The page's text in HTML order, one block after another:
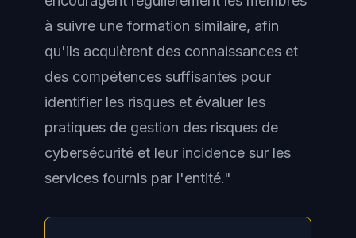
à suivre une formation similaire, afin
qu'ils acquièrent des connaissances et
des compétences suffisantes pour
identifier les risques et évaluer les
pratiques de gestion des risques de
cybersécurité et leur incidence sur les
services fournis par l'entité."